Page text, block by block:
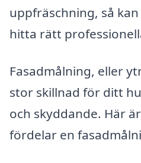
uppfräschning, så
hitta rätt
Fasadmålning, eller
stor skillnad för ditt
och skyddande. Här
fördelar en